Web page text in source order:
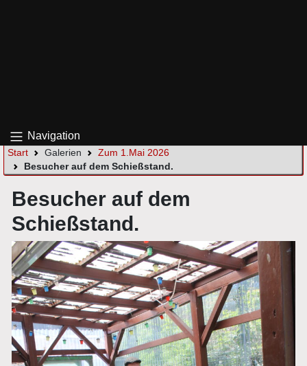
Navigation
Start Galerien
Zum 1.Mai 2026
Besucher auf dem Schießstand.
Besucher auf dem
Schießstand.